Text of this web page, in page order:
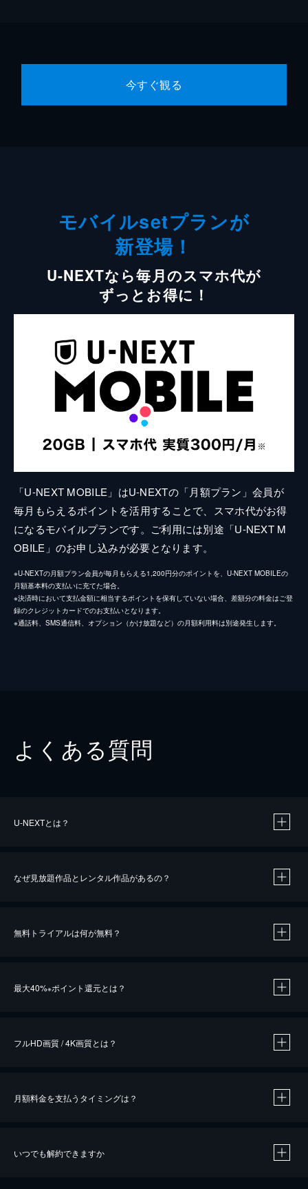
今すぐ観る
モバイルsetプランが
新登場！
U-NEXTなら毎月のスマホ代が
ずっとお得に！
「U-NEXT MOBILE」はU-NEXTの「月額プラン」会員が
毎月もらえるポイントを活用することで、スマホ代がお得
になるモバイルプランです。ご利用には別途「U-NEXT M
OBILE」のお申し込みが必要となります。
※U-NEXTの月額プラン会員が毎月もらえる1,200円分のポイントを、U-NEXT MOBILEの
月額基本料の支払いに充てた場合。
※決済時において支払金額に相当するポイントを保有していない場合、差額分の料金はご登
録のクレジットカードでのお支払いとなります。
※通話料、SMS通信料、オプション（かけ放題など）の月額利用料は別途発生します。
よくある質問
U-NEXTとは？
なぜ見放題作品とレンタル作品があるの？
無料トライアルは何が無料？
最大40%※ポイント還元とは？
※40％ポイント還元の対象は、クレジットカード決済による作品の購入 / レンタルです。
フルHD画質 / 4K画質とは？
月額料金を支払うタイミングは？
いつでも解約できますか